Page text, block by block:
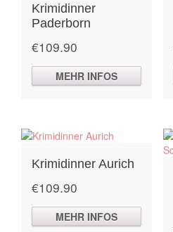
Krimidinner
Paderborn
€109.90
MEHR INFOS
Krimidinner Aurich
€109.90
MEHR INFOS